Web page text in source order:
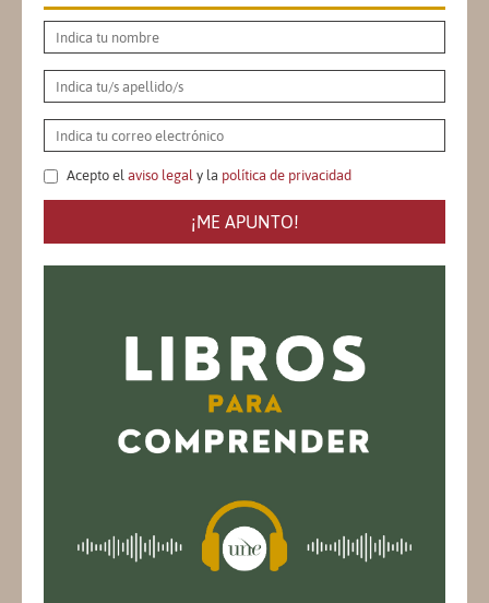
Acepto el aviso legal y la política de privacidad